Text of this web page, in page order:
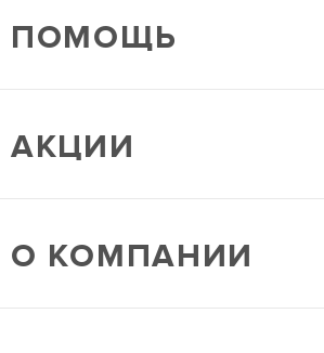
ПОМОЩЬ
АКЦИИ
О КОМПАНИИ